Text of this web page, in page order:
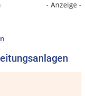
- Anzeige -